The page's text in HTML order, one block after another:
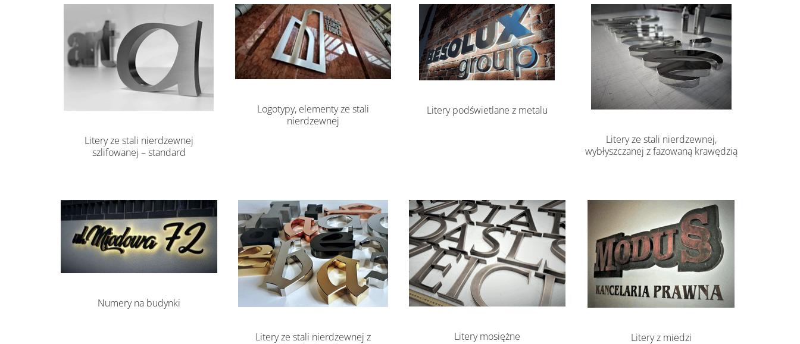
Litery ze stali nierdzewnej
szlifowanej – standard
Logotypy, elementy ze stali
nierdzewnej
Litery podświetlane z metalu
Litery ze stali nierdzewnej,
wybłyszczanej z fazowaną krawędzią
Numery na budynki
Litery ze stali nierdzewnej z
Litery mosiężne Litery z miedzi